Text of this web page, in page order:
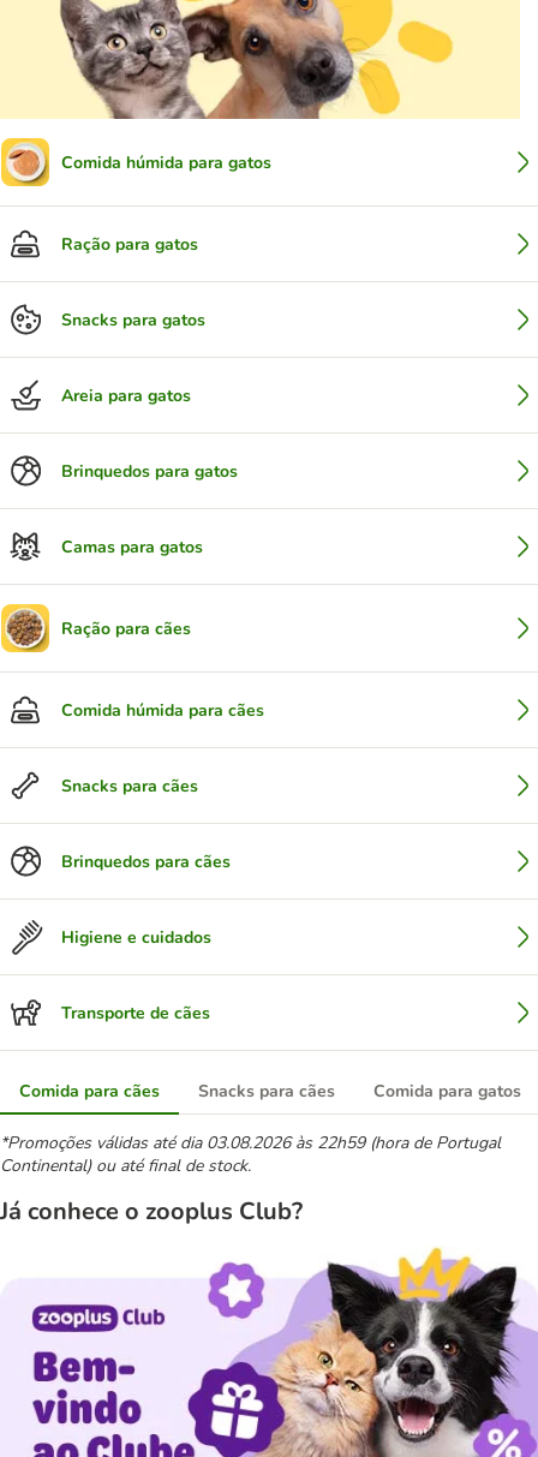
Comida húmida para gatos
Ração para gatos
Snacks para gatos
Areia para gatos
Brinquedos para gatos
Camas para gatos
Ração para cães
Comida húmida para cães
Snacks para cães
Brinquedos para cães
Higiene e cuidados
Transporte de cães
Comida para cães Snacks para cães Comida para gatos
*Promoções válidas até dia 03.08.2026 às 22h59 (hora de Portugal
Continental) ou até final de stock.
Já conhece o zooplus Club?